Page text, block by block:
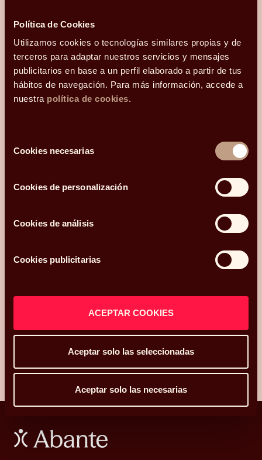
Política de Cookies
Utilizamos cookies o tecnologías similares propias y de
terceros para adaptar nuestros servicios y mensajes
publicitarios en base a un perfil elaborado a partir de tus
hábitos de navegación. Para más información, accede a
nuestra política de cookies.
deCookies necesarias
Cookies de personalización
Cookies de análisis
Cookies publicitarias
ACEPTAR COOKIES
Aceptar solo las seleccionadas
Aceptar solo las necesarias
¿Hablamos?
Una conversación para orientarte con
claridad.
contactarme en el teléfono
Mi código postal es
y os he conocido
¿Qué más te gustaría compartir con nosotros?
Acepto recibir comunicaciones relacionadas con mi consulta.
ENVIAR